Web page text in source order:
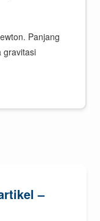
Panjang
gravitasi
–